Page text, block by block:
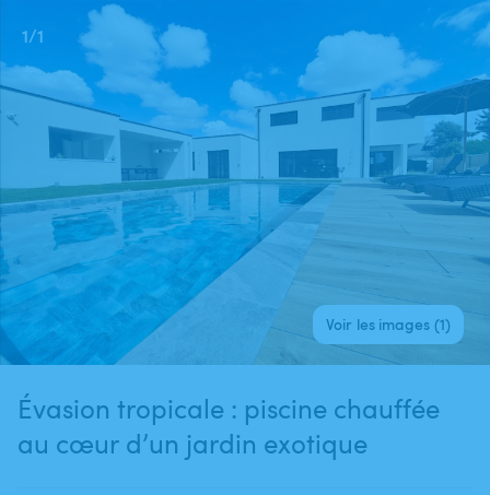
Cette annonce est close et ne peut être réservée.
1/1
Voir les images (1)
Évasion tropicale : piscine chauffée
au cœur d’un jardin exotique